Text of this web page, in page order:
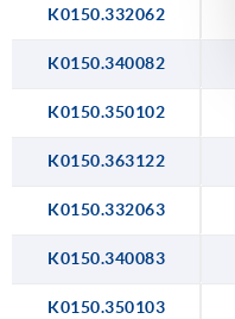
K0150.332062
K0150.340082
K0150.350102
K0150.363122
K0150.332063
K0150.340083
K0150.350103